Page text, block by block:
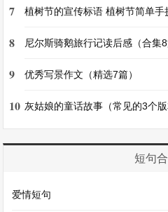
了大自然。
小美就是这样一个多才多
是我最好的小伙伴，我希
《我的小伙伴》
非常有趣的男孩。
7 植树节的宣传标语 植树节简单手
8 尼尔斯骑鹅旅行记读后感（合集8
9 优秀写景作文（精选7篇）
10 灰姑娘的童话故事（常见的3个版
短句
爱情短句